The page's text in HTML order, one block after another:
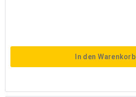
In den Warenkorb